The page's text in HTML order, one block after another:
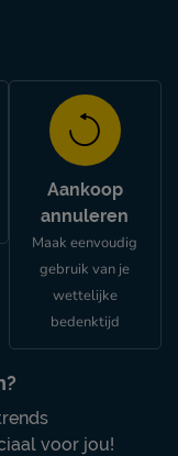
Aankoop
annuleren
Maak eenvoudig
gebruik van je
wettelijke
bedenktijd
voor jou!